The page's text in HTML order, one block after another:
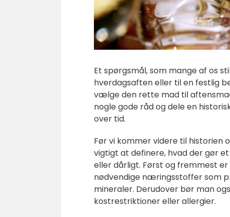
Et spørgsmål, som mange af os
hverdagsaften eller til en festlig
vælge den rette mad til
nogle gode råd og dele en
over tid.
Før vi kommer videre til historien
vigtigt at definere, hvad der gør
eller dårligt. Først og fremmest
nødvendige næringsstoffer som
mineraler. Derudover bør man
kostrestriktioner eller allergier.